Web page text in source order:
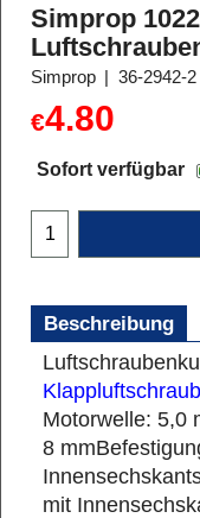
Simprop
Simprop 36-2942-2
€4.80
Sofort verfügbar
Beschreibung
Motorwelle: 5,0
8 mm
mit